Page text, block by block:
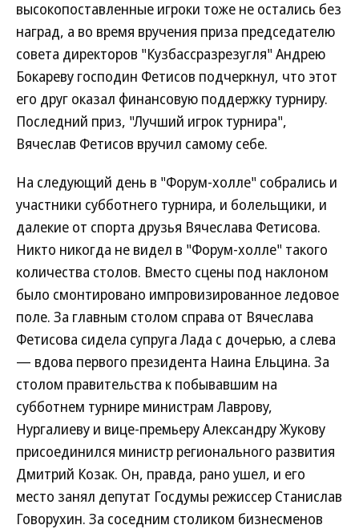
высокопоставленные игроки тоже не остались без
наград, а во время вручения приза председателю
совета директоров "Кузбассразрезугля" Андрею
Бокареву господин Фетисов подчеркнул, что этот
его друг оказал финансовую поддержку турниру.
Последний приз, "Лучший игрок турнира",
Вячеслав Фетисов вручил самому себе.
На следующий день в "Форум-холле" собрались и
участники субботнего турнира, и болельщики, и
далекие от спорта друзья Вячеслава Фетисова.
Никто никогда не видел в "Форум-холле" такого
количества столов. Вместо сцены под наклоном
было смонтировано импровизированное ледовое
поле. За главным столом справа от Вячеслава
Фетисова сидела супруга Лада с дочерью, а слева
— вдова первого президента Наина Ельцина. За
столом правительства к побывавшим на
субботнем турнире министрам Лаврову,
Нургалиеву и вице-премьеру Александру Жукову
присоединился министр регионального развития
Дмитрий Козак. Он, правда, рано ушел, и его
место занял депутат Госдумы режиссер Станислав
Говорухин. За соседним столиком бизнесменов